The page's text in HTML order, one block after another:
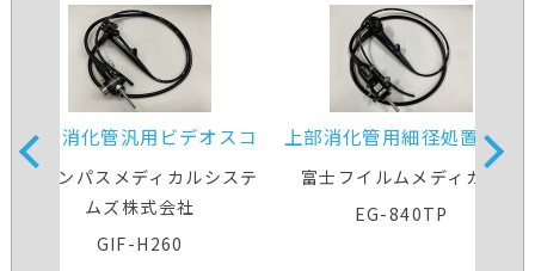
上部消化管汎用ビデオスコ
ープ
オリンパスメディカルシステ
ムズ株式会社
GIF-H260
上部消化管用細径処置スコ
ープ
富士フイルムメディカル
EG-840TP